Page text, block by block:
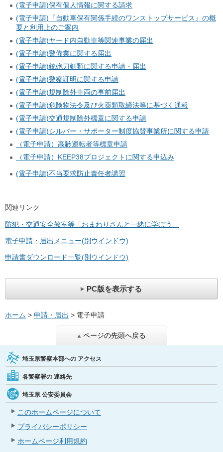
(電子申請)保有個人情報に関する請求
(電子申請)『自動車保有関係手続のワンストップサービス』の概
要と利用上のご案内
(電子申請)ヤード内自動車等関連事業の届出
(電子申請)警備業に関する届出
(電子申請)銃砲刀剣類に関する申請・届出
(電子申請)警察証明に関する申請
(電子申請)規制除外車両の事前届出
(電子申請)危険物法令及び火薬類取締法等に基づく通報
(電子申請)交通規制除外標章に関する申請
(電子申請)シルバー・サポーター制度協賛事業所に関する申請
（電子申請）高齢運転者等標章申請
（電子申請）KEEP38プロジェクトに関する申込み
(電子申請)不当要求防止責任者講習
関連リンク
防犯・交通安全教室等「おまわりさんと一緒に学ぼう」
電子申請・届出メニュー(別ウインドウ)
申請書ダウンロード一覧(別ウインドウ)
PC版を表示する
ホーム > 申請・届出 > 電子申請
ページの先頭へ戻る
埼玉県警察本部への アクセス
各警察署の 連絡先
埼玉県 公安委員会
このホームページについて
プライバシーポリシー
ホームページ利用規約